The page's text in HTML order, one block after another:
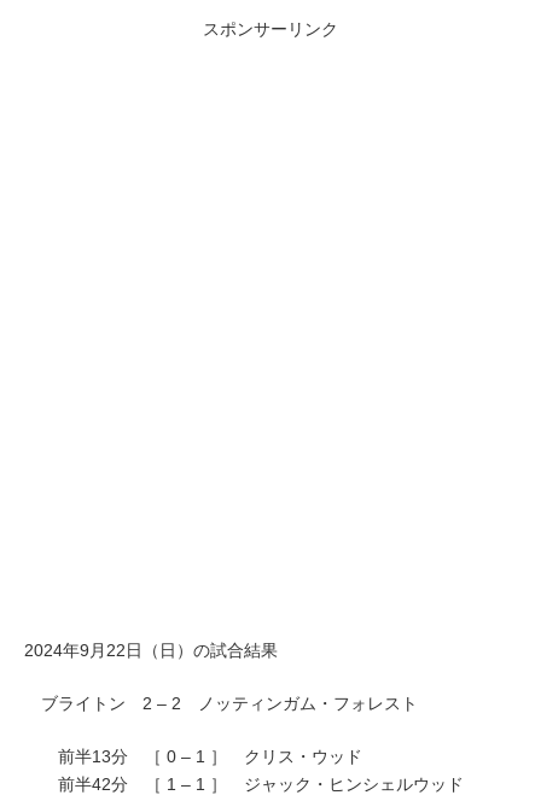
スポンサーリンク
2024年9月22日（日）の試合結果
ブライトン 2 – 2 ノッティンガム・フォレスト
前半13分 ［ 0 – 1 ］ クリス・ウッド
前半42分 ［ 1 – 1 ］ ジャック・ヒンシェルウッド